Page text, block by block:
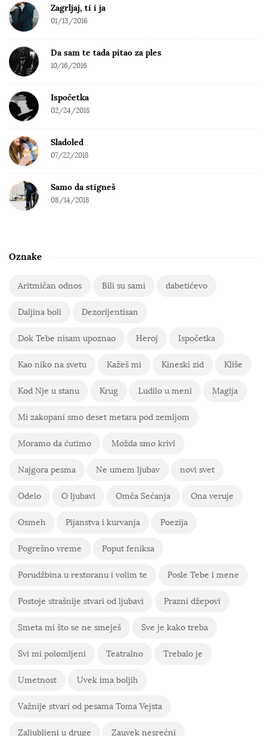
Zagrljaj, ti i ja
01/13/2016
Da sam te tada pitao za ples
10/16/2016
Ispočetka
02/24/2018
Sladoled
07/22/2018
Samo da stigneš
08/14/2018
Oznake
Aritmičan odnos Bili su sami dabetićevo
Daljina boli Dezorijentisan
Dok Tebe nisam upoznao Heroj Ispočetka
Kao niko na svetu Kažeš mi Kineski zid Kliše
Kod Nje u stanu Krug Ludilo u meni Magija
Mi zakopani smo deset metara pod zemljom
Moramo da ćutimo Možda smo krivi
Najgora pesma Ne umem ljubav novi svet
Odelo O ljubavi Omča Sećanja Ona veruje
Osmeh Pijanstva i kurvanja Poezija
Pogrešno vreme Poput feniksa
Porudžbina u restoranu i volim te Posle Tebe i mene
Postoje strašnije stvari od ljubavi Prazni džepovi
Smeta mi što se ne smeješ Sve je kako treba
Svi mi polomljeni Teatralno Trebalo je
Umetnost Uvek ima boljih
Važnije stvari od pesama Toma Vejsta
Zaljubljeni u druge Zauvek nesrećni